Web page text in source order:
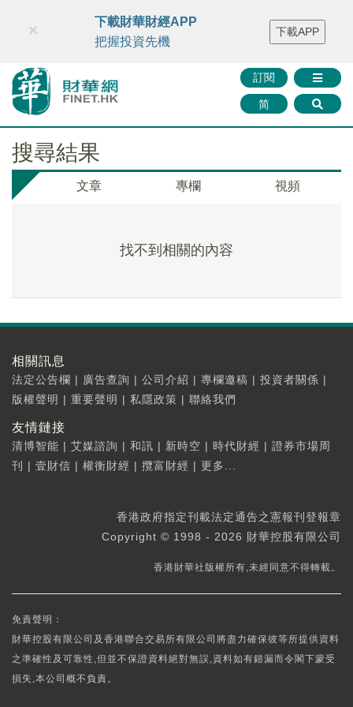
財華智庫網 FINTV FINMETA 財華證券 媒體矩陣
智庫沙龍
聯絡我們
訂閱
简
×
下載財華財經APP
把握投資先機
下載APP
搜尋結果
文章 專欄 視頻
找不到相關的內容
相關訊息
法定公告欄 | 廣告查詢 | 公司介紹 | 專欄邀稿 | 投資者關係 |
版權聲明 | 重要聲明 | 私隱政策 | 聯絡我們
友情鏈接
清博智能 | 艾媒諮詢 | 和訊 | 新時空 | 時代財經 | 證券市場周
刊
| 壹財信 | 權衡財經 | 攬富財經 | 更多...
香港政府指定刊載法定通告之憲報刊登報章
Copyright © 1998 - 2026 財華控股有限公司
香港財華社版權所有,未經同意不得轉載。
免責聲明：
財華控股有限公司及香港聯合交易所有限公司將盡力確保彼等所提供資料
之準確性及可靠性,但並不保證資料絕對無誤,資料如有錯漏而令閣下蒙受
損失,本公司概不負責。